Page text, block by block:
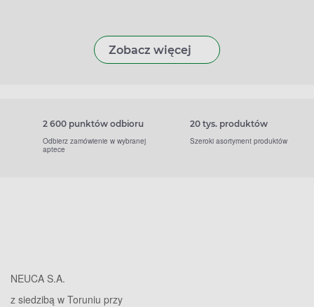
Zobacz więcej
2 600 punktów odbioru
Odbierz zamówienie w wybranej
aptece
20 tys. produktów
Szeroki asortyment produktów
NEUCA S.A.
z siedzibą w Toruniu przy